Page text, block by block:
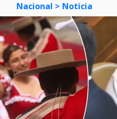
Nacional > Noticia